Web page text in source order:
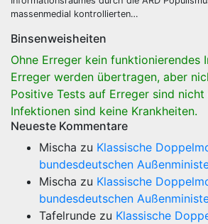
massenmedial kontrollierten…
Binsenweisheiten
Ohne Erreger kein funktionierendes
Erreger werden übertragen, aber
Positive Tests auf Erreger sind
Infektionen sind keine Krankheiten.
Neueste Kommentare
Mischa zu Klassische
bundesdeutschen
Mischa zu Klassische
bundesdeutschen
Tafelrunde zu Klassische